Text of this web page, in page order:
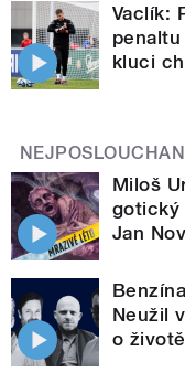
Vaclík:
kluci
Miloš
gotický
Jan
Neužil
o